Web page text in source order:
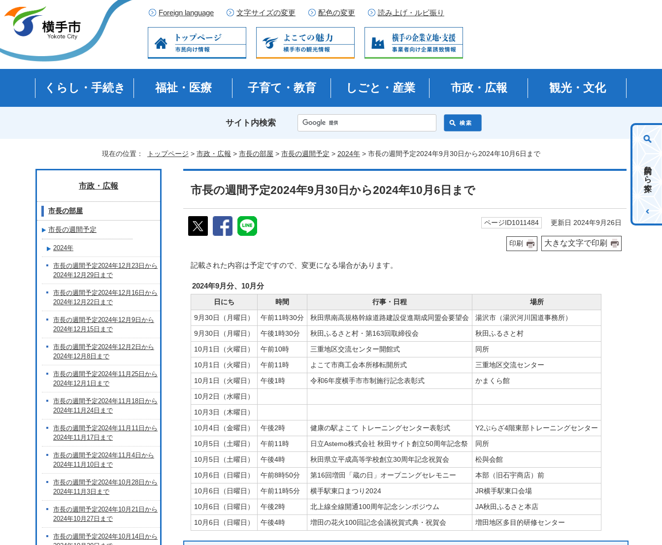
Foreign language 文字サイズの変更 配色の変更 読み上げ・ルビ振り
くらし・手続き 福祉・医療 子育て・教育 しごと・産業 市政・広報 観光・文化
サイト内検索
目的から探す
現在の位置： トップページ > 市政・広報 > 市長の部屋 > 市長の週間予定 > 2024年 > 市長の週間予定2024年9月30日から2024年10月6日まで
市長の週間予定2024年9月30日から2024年10月6日まで
ページID1011484 更新日 2024年9月26日
印刷 大きな文字で印刷
記載された内容は予定ですので、変更になる場合があります。
2024年9月分、10月分
日にち 時間 行事・日程
場所
9月30日（月曜日）
午前11時30分 秋田県南高規格幹線道路建設促進期成同盟会要望会
湯沢市（湯沢河川国道事務所）
9月30日（月曜日）
午後1時30分 秋田ふるさと村・第163回取締役会
秋田ふるさと村
10月1日（火曜日）
午前10時 三重地区交流センター開館式
同所
10月1日（火曜日）
午前11時 よこて市商工会本所移転開所式
三重地区交流センター
10月1日（火曜日）
午後1時 令和6年度横手市市制施行記念表彰式
かまくら館
10月2日（水曜日）
10月3日（木曜日）
10月4日（金曜日）
午後2時 健康の駅よこて トレーニングセンター表彰式
Y2ぷらざ4階東部トレーニングセンター
10月5日（土曜日）
午前11時 日立Astemo株式会社 秋田サイト創立50周年記念祭
同所
10月5日（土曜日）
午後4時 秋田県立平成高等学校創立30周年記念祝賀会
松與会館
10月6日（日曜日）
午前8時50分 第16回増田「蔵の日」オープニングセレモニー
本部（旧石宇商店）前
10月6日（日曜日）
午前11時5分 横手駅東口まつり2024
JR横手駅東口会場
10月6日（日曜日）
午後2時 北上線全線開通100周年記念シンポジウム
JA秋田ふるさと本店
10月6日（日曜日）
午後4時 増田の花火100回記念会議祝賀式典・祝賀会 増田地区多目的研修センター
市政・広報
市長の部屋
市長の週間予定
2024年
市長の週間予定2024年12月23日から
2024年12月29日まで
市長の週間予定2024年12月16日から
2024年12月22日まで
市長の週間予定2024年12月9日から
2024年12月15日まで
市長の週間予定2024年12月2日から
2024年12月8日まで
市長の週間予定2024年11月25日から
2024年12月1日まで
市長の週間予定2024年11月18日から
2024年11月24日まで
市長の週間予定2024年11月11日から
2024年11月17日まで
市長の週間予定2024年11月4日から
2024年11月10日まで
市長の週間予定2024年10月28日から
2024年11月3日まで
市長の週間予定2024年10月21日から
2024年10月27日まで
市長の週間予定2024年10月14日から